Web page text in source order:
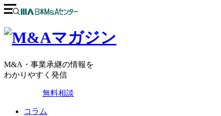
M&A・事業承継の情報を
わかりやすく発信
無料相談
コラム